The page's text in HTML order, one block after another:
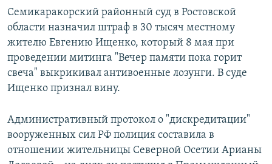
Семикаракорский районный суд в Ростовской
области назначил штраф в 30 тысяч местному
жителю Евгению Ищенко, который 8 мая при
проведении митинга "Вечер памяти пока горит
свеча" выкрикивал антивоенные лозунги. В суде
Ищенко признал вину.
Административный протокол о "дискредитации"
вооруженных сил РФ полиция составила в
отношении жительницы Северной Осетии Арианы